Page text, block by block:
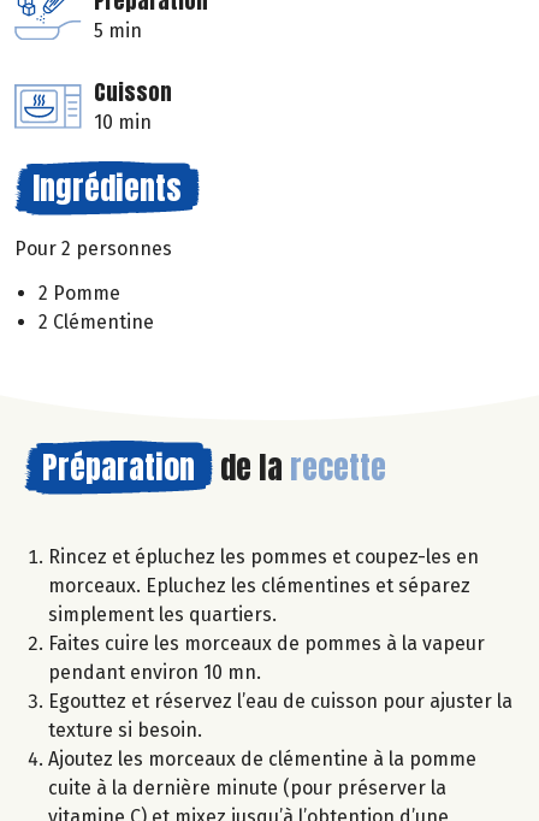
5 min
Cuisson
10 min
Ingrédients
Pour 2 personnes
2 Pomme
2 Clémentine
Préparation de la recette
Rincez et épluchez les pommes et coupez-les en
morceaux. Epluchez les clémentines et séparez
simplement les quartiers.
Faites cuire les morceaux de pommes à la vapeur
pendant environ 10 mn.
Egouttez et réservez l’eau de cuisson pour ajuster la
texture si besoin.
Ajoutez les morceaux de clémentine à la pomme
cuite à la dernière minute (pour préserver la